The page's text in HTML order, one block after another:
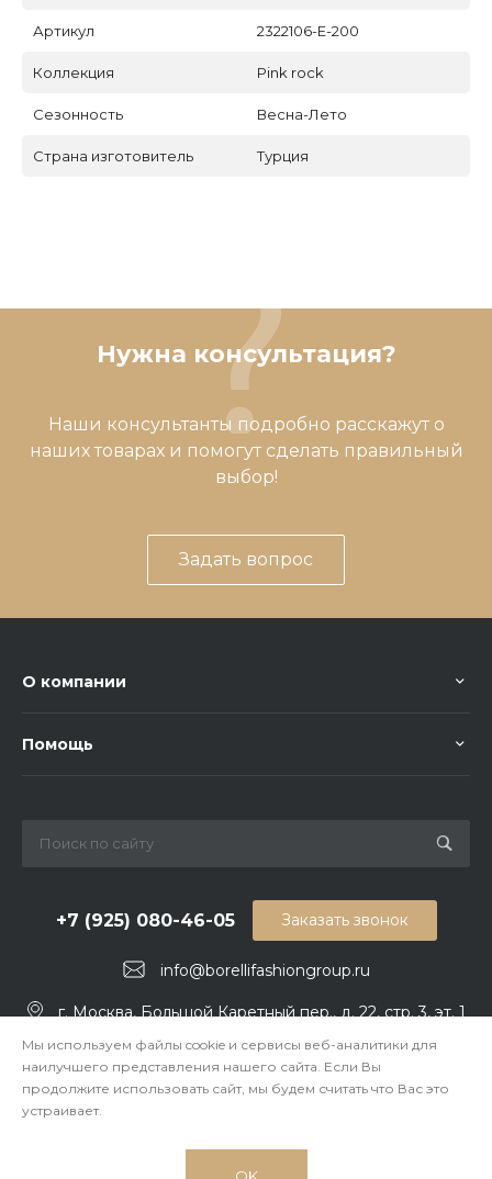
Артикул 2322106-E-200
Коллекция Pink rock
Сезонность Весна-Лето
Страна изготовитель Турция
Нужна консультация?
Наши консультанты подробно расскажут о
наших товарах и помогут сделать правильный
выбор!
Задать вопрос
О компании
Помощь
+7 (925) 080-46-05
info@borellifashiongroup.ru
Заказать звонок
г. Москва, Большой Каретный пер., д. 22, стр. 3, эт. 1
Мы используем файлы cookie и сервисы веб-аналитики для
наилучшего представления нашего сайта. Если Вы
продолжите использовать сайт, мы будем считать что Вас это
устраивает.
OK